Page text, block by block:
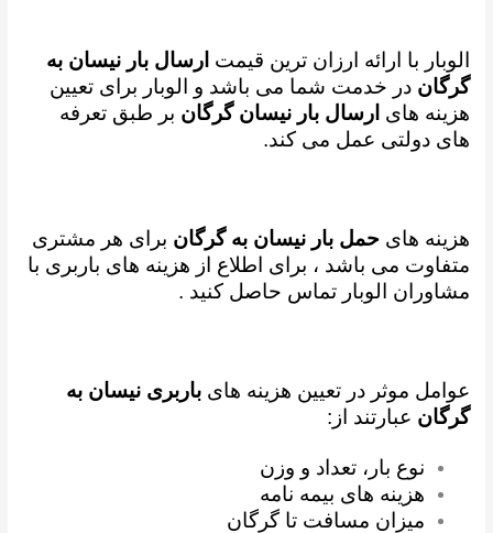
الوبار با ارائه ارزان ترین قیمت ارسال بار نیسان به
گرگان در خدمت شما می باشد و
الوبار برای تعیین
هزینه های ارسال بار نیسان گرگان بر طبق تعرفه
های دولتی عمل می کند.
هزینه هایحمل بار نیسان به گرگان برای هر مشتری
متفاوت می باشد ، برای اطلاع از هزینه های باربری با
مشاوران الوبار تماس حاصل کنید .
عوامل موثر در تعیین هزینه هایباربری نیسان به
گرگان عبارتند از:
نوع بار، تعداد و وزن
هزینه های بیمه نامه
میزان مسافت تا گرگان